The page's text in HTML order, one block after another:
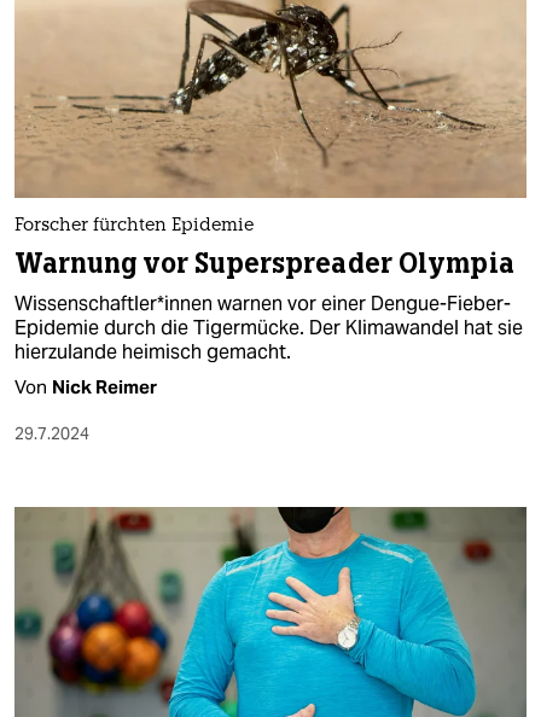
Forscher fürchten Epidemie
Warnung vor Superspreader Olympia
Wis­sen­schaft­le­r*in­nen warnen vor einer Dengue-Fieber-
Epidemie durch die Tigermücke. Der Klimawandel hat sie
hierzulande heimisch gemacht.
Von Nick Reimer
29.7.2024